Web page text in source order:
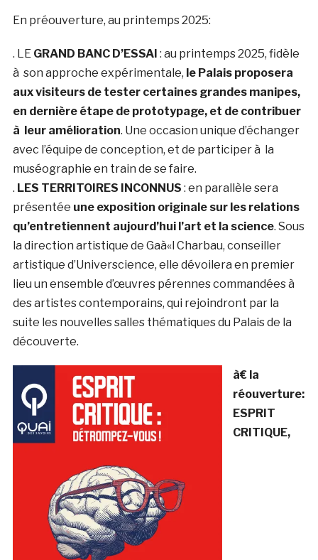
En préouverture, au printemps 2025:
. LE GRAND BANC D’ESSAI : au printemps 2025, fidèle
à son approche expérimentale, le Palais proposera
aux visiteurs de tester certaines grandes manipes,
en dernière étape de prototypage, et de contribuer
à leur amélioration. Une occasion unique d’échanger
avec l’équipe de conception, et de participer à la
muséographie en train de se faire.
. LES TERRITOIRES INCONNUS : en parallèle sera
présentée une exposition originale sur les relations
qu’entretiennent aujourd’hui l’art et la science. Sous
la direction artistique de Gaà«l Charbau, conseiller
artistique d’Universcience, elle dévoilera en premier
lieu un ensemble d’œuvres pérennes commandées à
des artistes contemporains, qui rejoindront par la
suite les nouvelles salles thématiques du Palais de la
découverte.
à€ la
réouverture:
ESPRIT
CRITIQUE,